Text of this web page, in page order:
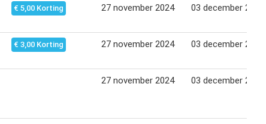
€ 5,00 Korting 27 november 2024 03 december 2024
€ 3,00 Korting 27 november 2024 03 december 2024
27 november 2024 03 december 2024